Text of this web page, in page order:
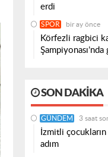
erdi
SPOR bir ay önce
Körfezli ragbici
SON DAKIKA
GÜNDEM 3 saat
İzmitli
adım